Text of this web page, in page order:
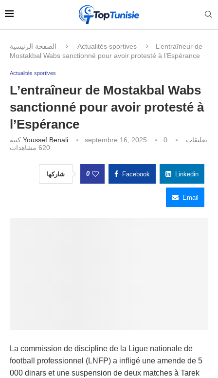
الصفحة الرئيسية Actualités sportives
L’entraîneur de
Mostakbal Wabs sanctionné pour avoir protesté à l’Espérance
Actualités sportives
L’entraîneur de Mostakbal Wabs
sanctionné pour avoir protesté à
l’Espérance
Youssef Benali septembre 16, 2025
0 تعليقات
620 مشاهدات
شاركها 0 Facebook Linkedin
Email
La commission de discipline de la Ligue nationale de
football professionnel (LNFP) a infligé une amende de 5
000 dinars et une suspension de deux matches à Tarek